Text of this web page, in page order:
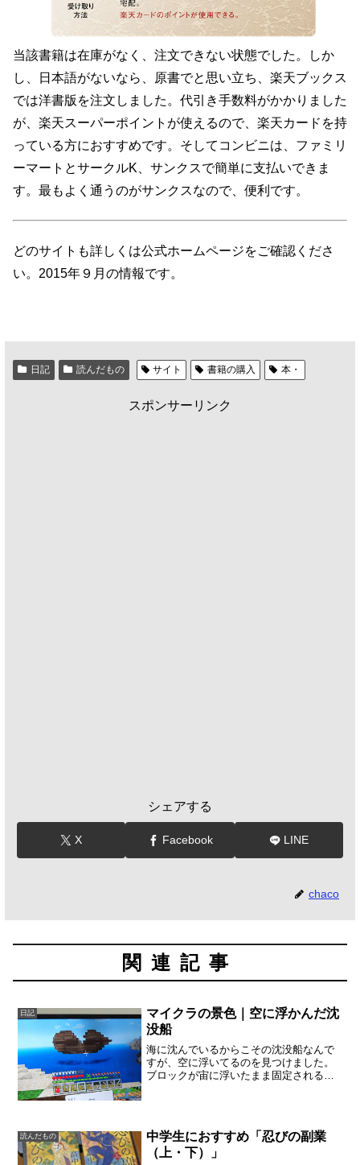
当該書籍は在庫がなく、注文できない状態でした。しか
し、日本語がないなら、原書でと思い立ち、楽天ブックス
では洋書版を注文しました。代引き手数料がかかりました
が、楽天スーパーポイントが使えるので、楽天カードを持
っている方におすすめです。そしてコンビニは、ファミリ
ーマートとサークルK、サンクスで簡単に支払いできま
す。最もよく通うのがサンクスなので、便利です。
どのサイトも詳しくは公式ホームページをご確認くださ
い。2015年９月の情報です。
日記 読んだもの サイト 書籍の購入 本・
スポンサーリンク
シェアする
X Facebook LINE
chaco
関連記事
日記
マイクラの景色｜空に浮かんだ沈
没船
海に沈んでいるからこその沈没船なんで
すが、空に浮いてるのを見つけました。
ブロックが宙に浮いたまま固定されるの
読んだもの
中学生におすすめ「忍びの副業
（上・下）」